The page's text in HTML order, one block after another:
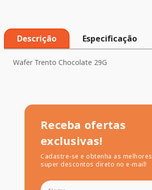
Descrição Especificação
Wafer Trento Chocolate 29G
Receba ofertas
exclusivas!
Cadastre-se e obtenha as
super descontos direto no e-mail!